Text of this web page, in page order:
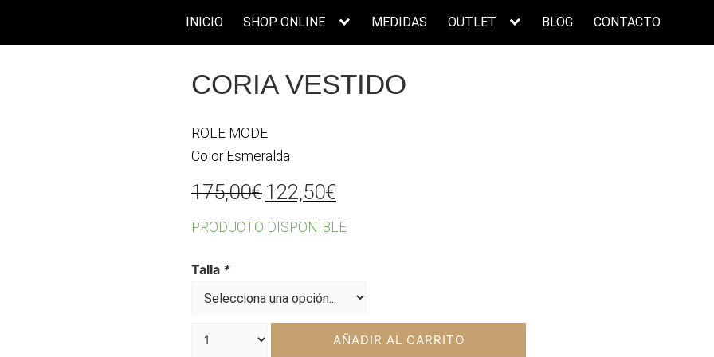
INICIO SHOP ONLINE MEDIDAS OUTLET BLOG CONTACTO
CORIA VESTIDO
ROLE MODE
Color Esmeralda
175,00€ El
original
122,50€
actual
PRODUCTO DISPONIBLE
Talla *
AÑADIR AL CARRITO